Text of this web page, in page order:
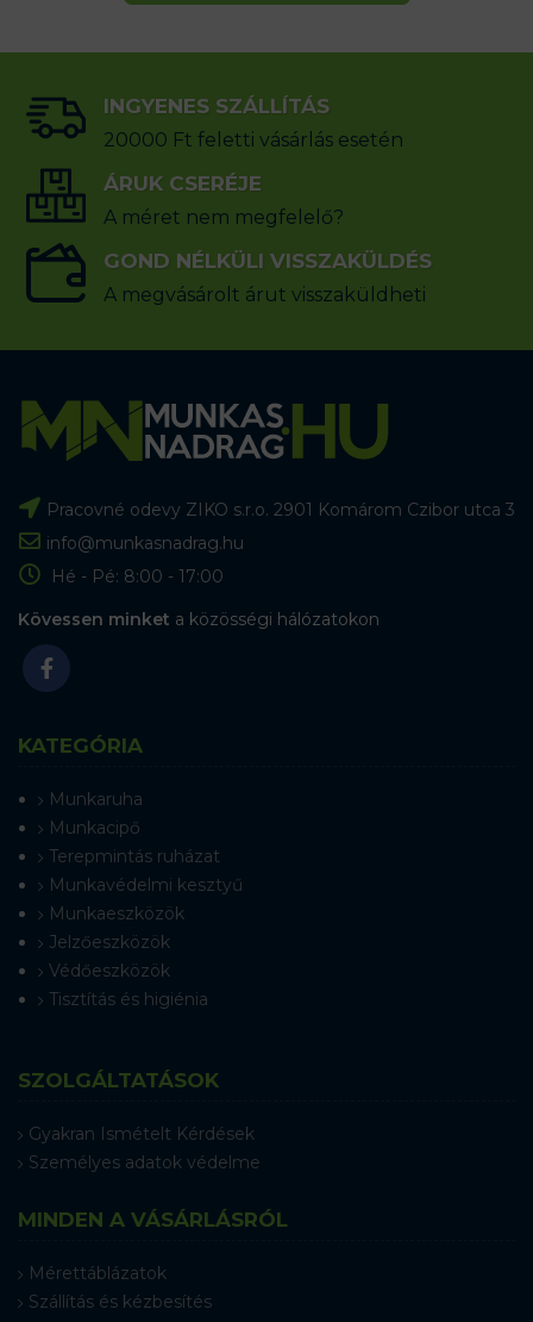
INGYENES SZÁLLÍTÁS
20000 Ft feletti vásárlás esetén
ÁRUK CSERÉJE
A méret nem megfelelő?
GOND NÉLKÜLI VISSZAKÜLDÉS
A megvásárolt árut visszaküldheti
Pracovné odevy ZIKO s.r.o. 2901 Komárom Czibor utca 3
info@munkasnadrag.hu
Hé - Pé: 8:00 - 17:00
Kövessen minket a közösségi hálózatokon
KATEGÓRIA
Munkaruha
Munkacipő
Terepmintás ruházat
Munkavédelmi kesztyű
Munkaeszközök
Jelzőeszközök
Védőeszközök
Tisztítás és higiénia
SZOLGÁLTATÁSOK
Gyakran Ismételt Kérdések
Személyes adatok védelme
MINDEN A VÁSÁRLÁSRÓL
Mérettáblázatok
Szállítás és kézbesítés